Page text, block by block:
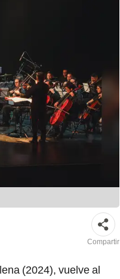
Compartir
(2024), vuelve al